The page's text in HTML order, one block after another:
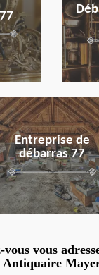
Entreprise de
débarras 77
en savoir plus
vous vous
Antiquaire